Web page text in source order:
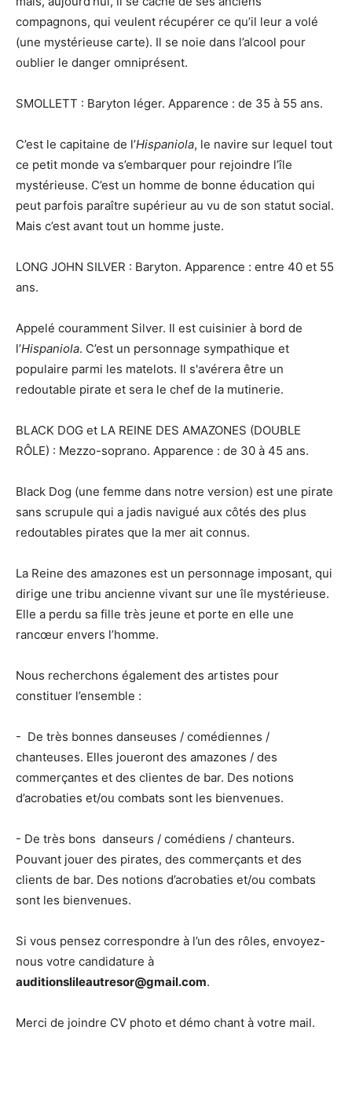
compagnons, qui veulent récupérer ce qu’il leur a volé
(une mystérieuse carte). Il se noie dans l’alcool pour
oublier le danger omniprésent.
SMOLLETT : Baryton léger. Apparence : de 35 à 55 ans.
C’est le capitaine de l’Hispaniola, le navire sur lequel tout
ce petit monde va s’embarquer pour rejoindre l’île
mystérieuse. C’est un homme de bonne éducation qui
peut parfois paraître supérieur au vu de son statut social.
Mais c’est avant tout un homme juste.
LONG JOHN SILVER : Baryton. Apparence : entre 40 et 55
ans.
Appelé couramment Silver. Il est cuisinier à bord de
l’Hispaniola. C’est un personnage sympathique et
populaire parmi les matelots. Il s'avérera être un
redoutable pirate et sera le chef de la mutinerie.
BLACK DOG et LA REINE DES AMAZONES (DOUBLE
RÔLE) : Mezzo-soprano. Apparence : de 30 à 45 ans.
Black Dog (une femme dans notre version) est une pirate
sans scrupule qui a jadis navigué aux côtés des plus
redoutables pirates que la mer ait connus.
La Reine des amazones est un personnage imposant, qui
dirige une tribu ancienne vivant sur une île mystérieuse.
Elle a perdu sa fille très jeune et porte en elle une
rancœur envers l’homme.
Nous recherchons également des artistes pour
constituer l’ensemble :
- De très bonnes danseuses / comédiennes /
chanteuses. Elles joueront des amazones / des
commerçantes et des clientes de bar. Des notions
d’acrobaties et/ou combats sont les bienvenues.
- De très bons danseurs / comédiens / chanteurs.
Pouvant jouer des pirates, des commerçants et des
clients de bar. Des notions d’acrobaties et/ou combats
sont les bienvenues.
Si vous pensez correspondre à l’un des rôles, envoyez-
nous votre candidature à
auditionslileautresor@gmail.com.
Merci de joindre CV photo et démo chant à votre mail.